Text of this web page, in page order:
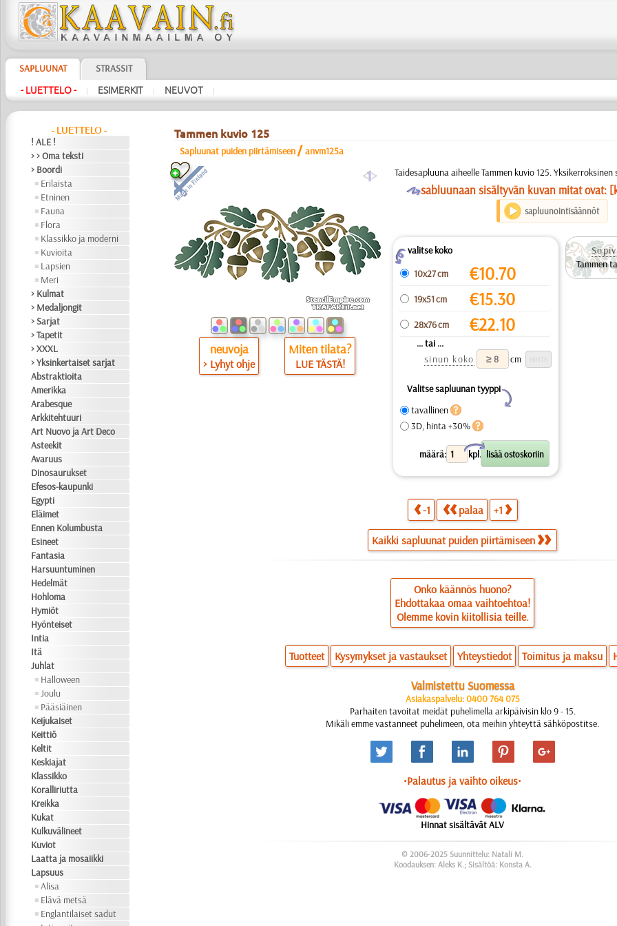
SAPLUUNAT STRASSIT
- LUETTELO - | ESIMERKIT | NEUVOT |
- LUETTELO -
! ALE !
> > Oma teksti
> Boordi
Erilaista
Etninen
Fauna
Flora
Klassikko ja moderni
Kuvioita
Lapsien
Meri
> Kulmat
> Medaljongit
> Sarjat
> Tapetit
> XXXL
> Yksinkertaiset sarjat
Abstraktioita
Amerikka
Arabesque
Arkkitehtuuri
Art Nuovo ja Art Deco
Asteekit
Avaruus
Dinosaurukset
Efesos-kaupunki
Egypti
Eläimet
Ennen Kolumbusta
Esineet
Fantasia
Harsuuntuminen
Hedelmät
Hohloma
Hymiöt
Hyönteiset
Intia
Itä
Juhlat
Halloween
Joulu
Pääsiäinen
Keijukaiset
Keittiö
Keltit
Keskiajat
Klassikko
Koralliriutta
Kreikka
Kukat
Kulkuvälineet
Kuviot
Laatta ja mosaiikki
Lapsuus
Alisa
Elävä metsä
Englantilaiset sadut
Tammen kuvio 125
Sapluunat puiden piirtämiseen /anvm125a
a
neuvoja
> Lyhyt ohje
Miten tilata?
LUE TÄSTÄ!
Taidesapluuna aiheelle Tammen kuvio 125. Yksikerroksinen
Osabluunaan sisältyvän kuvan mitat ovat:
sapluunointisäännöt
Zvalitse koko
10x27 cm
€10.70
19x51 cm €15.30
28x76 cm €22.10
... tai ...
sinun koko
cm
Valitse sapluunan tyyppi
Y
tavallinen
3D, hinta +30%
määrä: kpl.
X
Tammen
-1 palaa +1
Kaikki sapluunat puiden piirtämiseen
Onko käännös huono?
Ehdottakaa omaa vaihtoehtoa!
Olemme kovin kiitollisia teille.
Tuotteet Kysymykset ja vastaukset Yhteystiedot Toimitus ja maksu
Valmistettu Suomessa
Asiakaspalvelu: 0400 764 075
Parhaiten tavoitat meidät puhelimella arkipäivisin klo 9 - 15.
Mikäli emme vastanneet puhelimeen, ota meihin yhteyttä sähköpostitse.
•Palautus ja vaihto oikeus•
Hinnat sisältävät ALV
© 2006-2025 Suunnittelu: Natali M.
Koodauksen: Aleks K.; Sisältöä: Konsta A.